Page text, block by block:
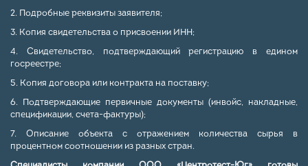
2. Подробные реквизиты заявителя;
3. Копия свидетельства о присвоении ИНН;
4. Свидетельство, подтверждающий регистрацию в едином
госреестре;
5. Копия договора или контракта на поставку;
6. Подтверждающие первичные документы (инвойс, накладные,
спецификации, счета-фактуры);
7. Описание объекта с отражением количества сырья в
процентном соотношении из разных стран.